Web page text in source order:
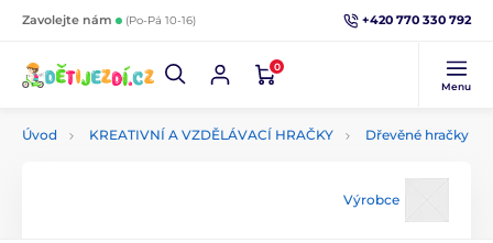
Zavolejte nám (Po-Pá 10-16) +420 770 330 792
0
Menu
Úvod KREATIVNÍ A VZDĚLÁVACÍ HRAČKY Dřevěné hračky
Výrobce